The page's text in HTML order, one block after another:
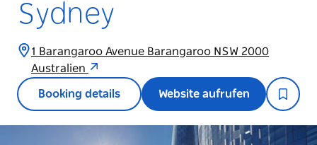
Sydney
1 Barangaroo Avenue Barangaroo NSW 2000
Australien
Booking details Website aufrufen